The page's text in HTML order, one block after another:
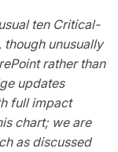
ten Critical-
unusually
rather than
updates
full impact
chart; we are
as discussed